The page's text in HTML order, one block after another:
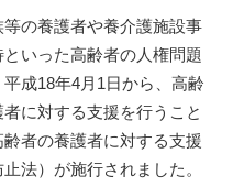
の養護者や養介護施設事
いった高齢者の人権問題
成18年4月1日から、高齢
に対する支援を行うこと
者の養護者に対する支援
法）が施行されました。